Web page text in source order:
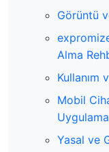
Görüntü
Alma
Kullanım
Mobil
Yasal ve